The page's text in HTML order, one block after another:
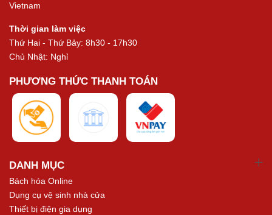
Vietnam
Thời gian làm việc
Thứ Hai - Thứ Bảy: 8h30 - 17h30
Chủ Nhật: Nghỉ
PHƯƠNG THỨC THANH TOÁN
DANH MỤC
Bách hóa Online
Dụng cụ vệ sinh nhà cửa
Thiết bị điện gia dụng